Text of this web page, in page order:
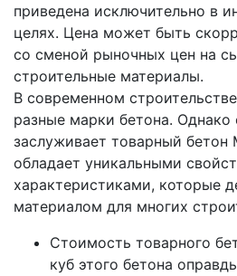
приведена исключительно в
целях. Цена может быть
со сменой рыночных цен на
строительные материалы.
В современном
разные марки бетона. Однако
заслуживает товарный бетон
обладает уникальными
характеристиками, которые
материалом для многих
Стоимость товарного
куб этого бетона